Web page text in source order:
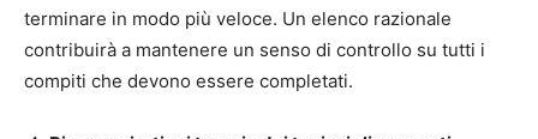
terminare in modo più veloce. Un elenco razionale
contribuirà a mantenere un senso di controllo su tutti i
compiti che devono essere completati.